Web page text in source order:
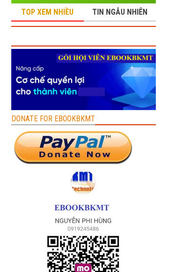
TOP XEM NHIỀU TIN NGẪU NHIÊN
DONATE FOR EBOOKBKMT